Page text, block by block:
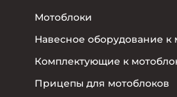
Мотоблоки
Навесное оборудование к
Комплектующие к
Прицепы для мотоблоков